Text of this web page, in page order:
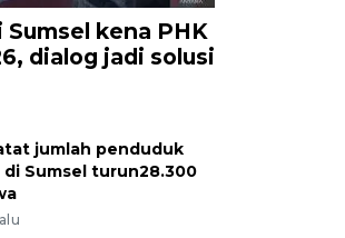
kena PHK
dialog jadi solusi
jumlah penduduk
di Sumsel turun28.300